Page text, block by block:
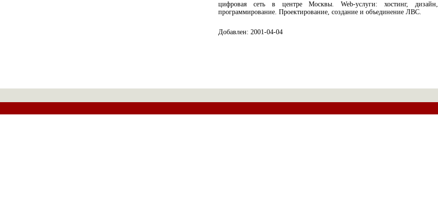
цифровая сеть в центре Москвы. Web-услуги: хостинг, дизайн,
программирование. Проектирование, создание и объединение ЛВС.
Добавлен: 2001-04-04